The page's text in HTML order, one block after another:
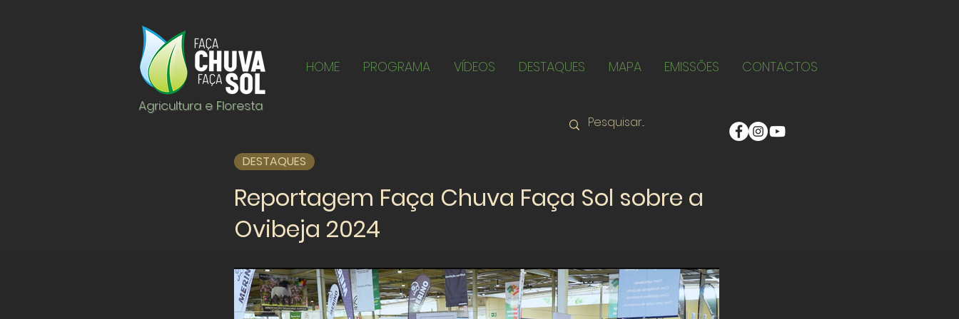
Agricultura e Floresta
HOME PROGRAMA VÍDEOS DESTAQUES MAPA EMISSÕES CONTACTOS
DESTAQUES
Reportagem Faça Chuva Faça Sol sobre a
Ovibeja 2024